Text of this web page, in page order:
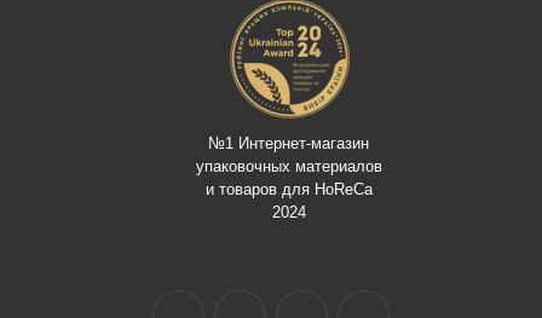
№1 Интернет-магазин
упаковочных материалов
и товаров для HoReCa
2024